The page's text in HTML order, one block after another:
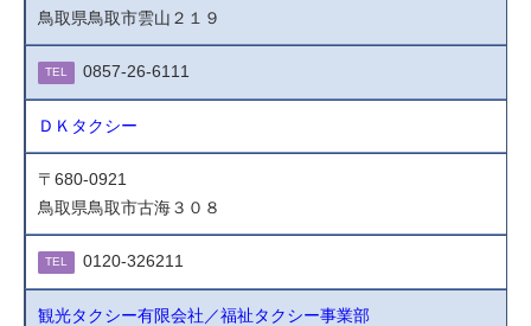
鳥取県鳥取市雲山２１９
TEL 0857-26-6111
ＤＫタクシー
〒680-0921
鳥取県鳥取市古海３０８
TEL 0120-326211
観光タクシー有限会社／福祉タクシー事業部